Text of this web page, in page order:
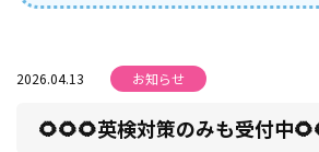
2026.04.13 お知らせ
🌻🌻🌻英検対策のみも受付中